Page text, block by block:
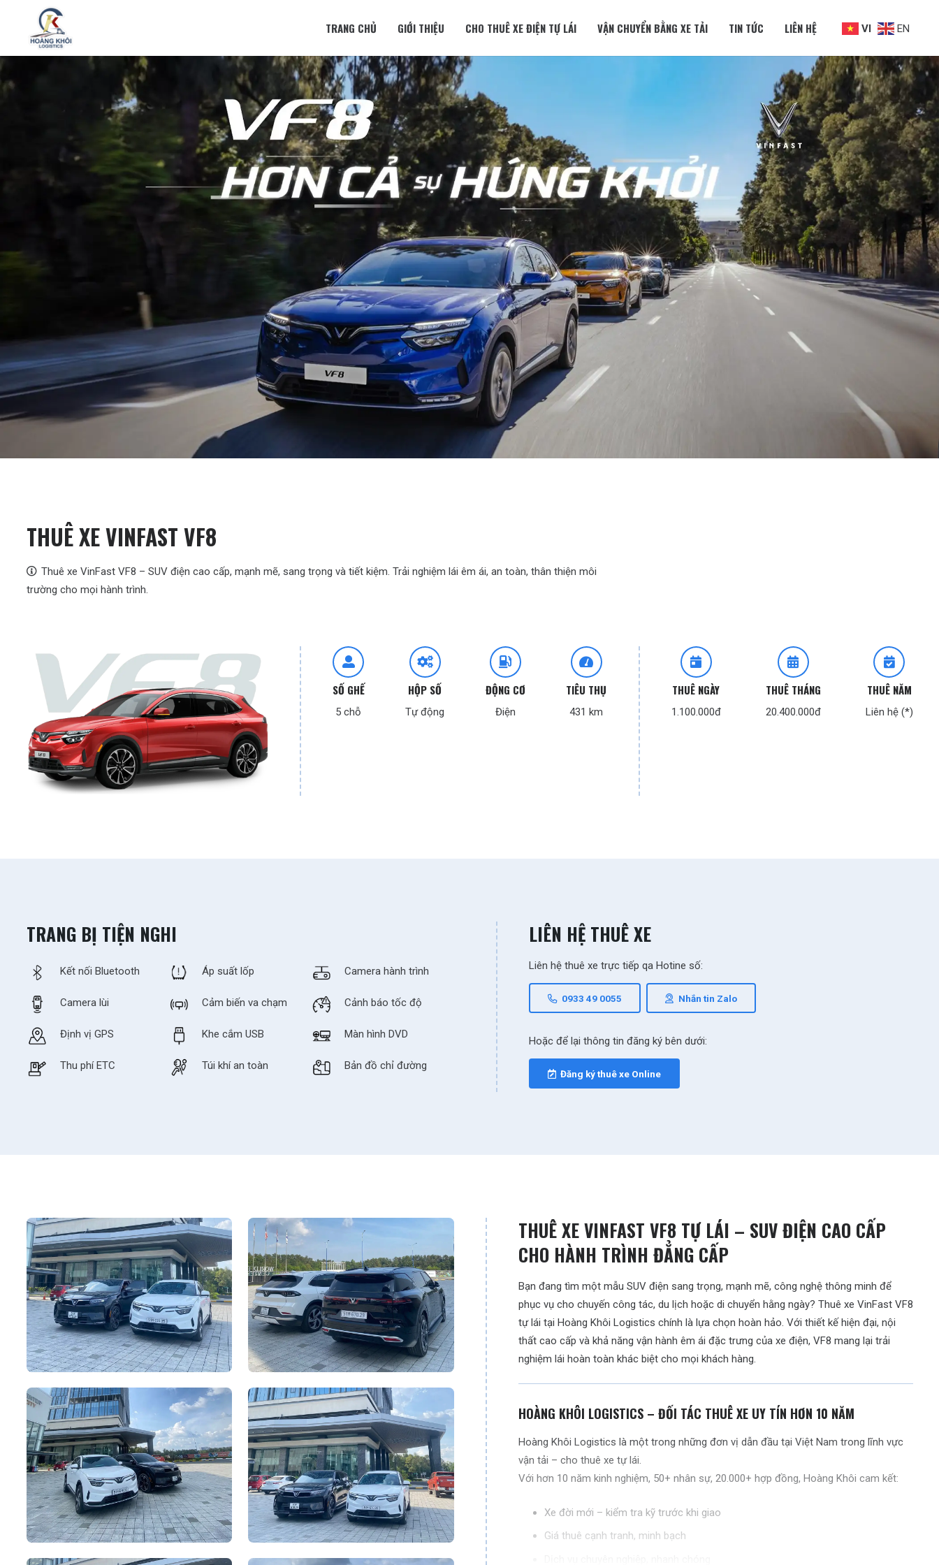
TRANG CHỦ GIỚI THIỆU CHO THUÊ XE ĐIỆN TỰ LÁI VẬN CHUYỂN BẰNG XE TẢI TIN TỨC LIÊN HỆ VI EN
THUÊ XE VINFAST VF8
Thuê xe VinFast VF8 – SUV điện cao cấp, mạnh mẽ, sang trọng và tiết kiệm. Trải nghiệm lái êm ái, an toàn, thân thiện môi
trường cho mọi hành trình.
SỐ GHẾ
5 chỗ
HỘP SỐ
Tự động
ĐỘNG CƠ
Điện
TIÊU THỤ
431 km
THUÊ NGÀY
1.100.000đ
THUÊ THÁNG
20.400.000đ
THUÊ NĂM
Liên hệ (*)
TRANG BỊ TIỆN NGHI
Kết nối Bluetooth Áp suất lốp Camera hành trình
Camera lùi Cảm biến va chạm Cảnh báo tốc độ
Định vị GPS Khe cắm USB Màn hình DVD
Thu phí ETC Túi khí an toàn Bản đồ chỉ đường
LIÊN HỆ THUÊ XE
Liên hệ thuê xe trực tiếp qa Hotine số:
0933 49 0055 Nhắn tin Zalo
Hoặc để lại thông tin đăng ký bên dưới:
Đăng ký thuê xe Online
THUÊ XE VINFAST VF8 TỰ LÁI – SUV ĐIỆN CAO CẤP
CHO HÀNH TRÌNH ĐẲNG CẤP
Bạn đang tìm một mẫu SUV điện sang trọng, mạnh mẽ, công nghệ thông minh để
phục vụ cho chuyến công tác, du lịch hoặc di chuyển hằng ngày? Thuê xe VinFast VF8
tự lái tại Hoàng Khôi Logistics chính là lựa chọn hoàn hảo. Với thiết kế hiện đại, nội
thất cao cấp và khả năng vận hành êm ái đặc trưng của xe điện, VF8 mang lại trải
nghiệm lái hoàn toàn khác biệt cho mọi khách hàng.
HOÀNG KHÔI LOGISTICS – ĐỐI TÁC THUÊ XE UY TÍN HƠN 10 NĂM
Hoàng Khôi Logistics là một trong những đơn vị dẫn đầu tại Việt Nam trong lĩnh vực
vận tải – cho thuê xe tự lái.
Với hơn 10 năm kinh nghiệm, 50+ nhân sự, 20.000+ hợp đồng, Hoàng Khôi cam kết:
Xe đời mới – kiểm tra kỹ trước khi giao
Giá thuê cạnh tranh, minh bạch